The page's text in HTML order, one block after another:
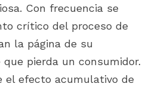
Con frecuencia se
crítico del proceso de
la página de su
pierda un consumidor.
el efecto acumulativo de